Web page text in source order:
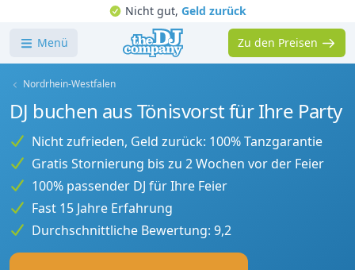
Nicht gut,Geld zurück
Menü Zu den Preisen
Nordrhein-Westfalen
DJ buchen aus Tönisvorst für Ihre Party
Nicht zufrieden, Geld zurück: 100% Tanzgarantie
Gratis Stornierung bis zu 2 Wochen vor der Feier
100% passender DJ für Ihre Feier
Fast 15 Jahre Erfahrung
Durchschnittliche Bewertung: 9,2